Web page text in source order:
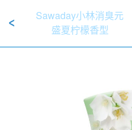
Sawaday小林消臭元
盛夏柠檬香型
人才方针
厕所/马桶异味
清洁纸
房间芳香
洗净用品
鞋柜用
安睡
2022